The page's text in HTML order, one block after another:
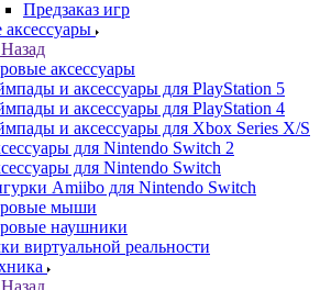
Предзаказ игр
Назад
аксессуары
и аксессуары для PlayStation 5
и аксессуары для PlayStation 4
и аксессуары для Xbox Series X/S
для Nintendo Switch 2
для Nintendo Switch
Amiibo для Nintendo Switch
мыши
наушники
виртуальной реальности
Назад